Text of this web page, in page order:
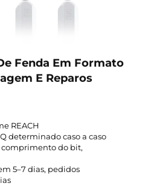
Fenda Em Formato
E Reparos
REACH
determinado caso a caso
comprimento do bit,
5–7 dias, pedidos